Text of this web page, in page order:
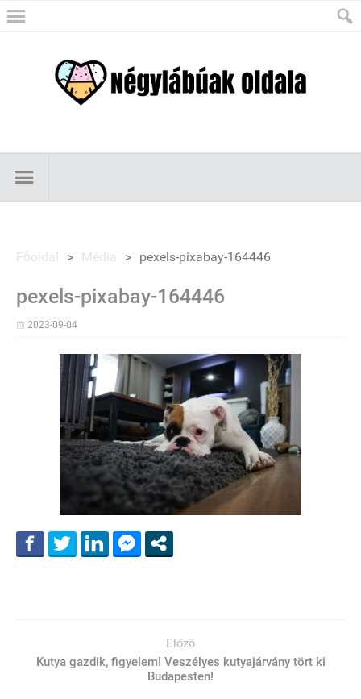
Főoldal > Média > pexels-pixabay-164446
pexels-pixabay-164446
2023-09-04
Előző
Kutya gazdik, figyelem! Veszélyes kutyajárvány tört ki
Budapesten!